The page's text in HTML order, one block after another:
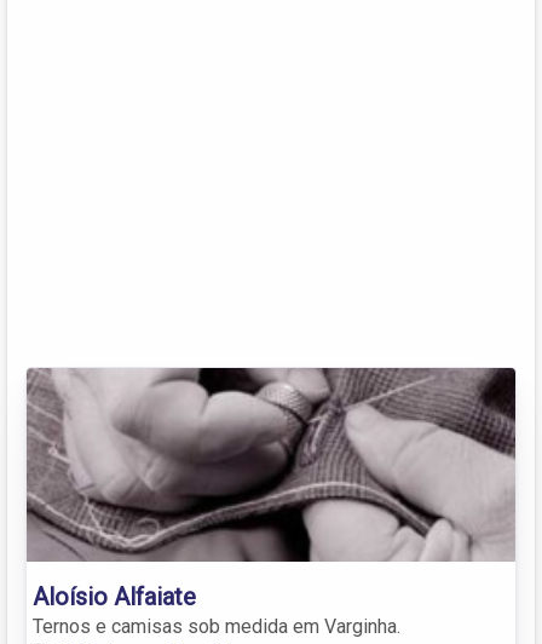
Aloísio Alfaiate
Ternos e camisas sob medida em Varginha.